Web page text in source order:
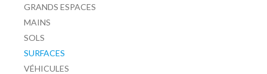
GRANDS ESPACES
MAINS
SOLS
SURFACES
VÉHICULES